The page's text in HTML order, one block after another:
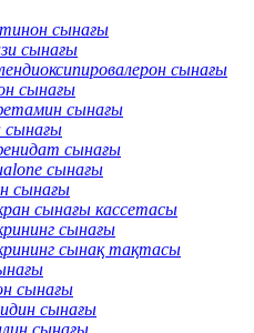
сынағы
сынағы
сынағы
сынағы
сынағы
сынағы
сынағы
сынағы
сынағы
сынағы кассетасы
сынағы
сынақ тақтасы
сынағы
сынағы
сынағы